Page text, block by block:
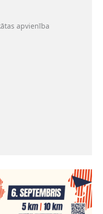
apvienība